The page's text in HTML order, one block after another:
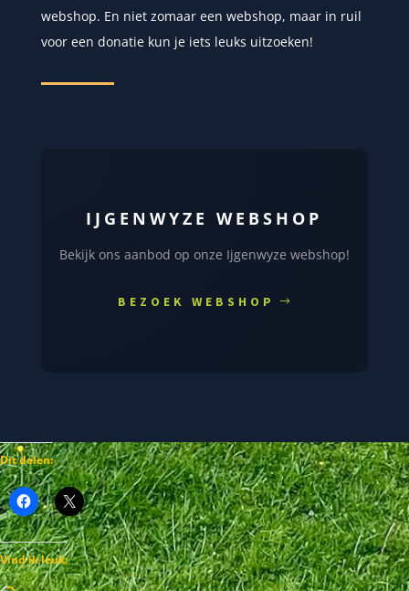
webshop. En niet zomaar een webshop, maar in ruil
voor een donatie kun je iets leuks uitzoeken!
IJGENWYZE WEBSHOP
Bekijk ons aanbod op onze Ijgenwyze webshop!
BEZOEK WEBSHOP
Dit delen:
Vind ik leuk: